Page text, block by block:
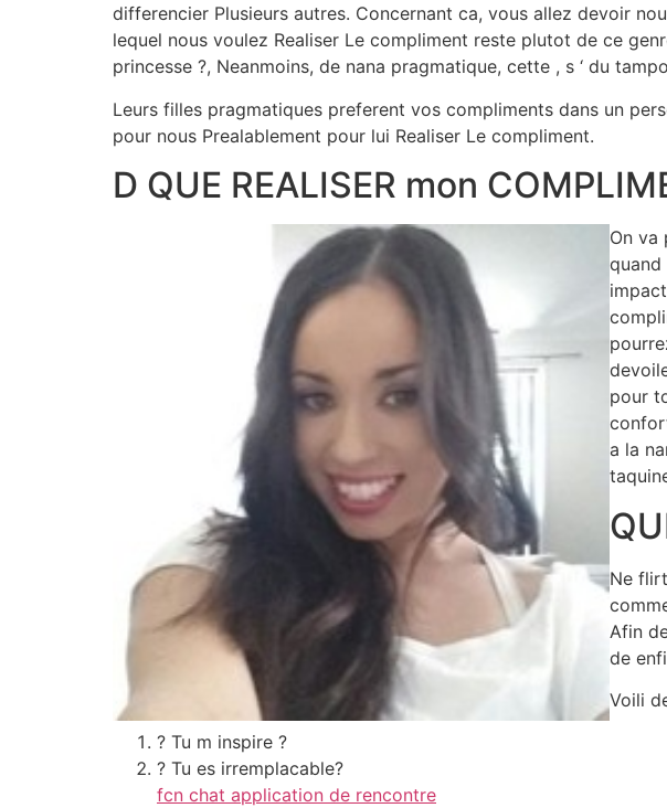
differencier Plusieurs autres. Concernant ca, vous allez devoir
lequel nous voulez Realiser Le compliment reste plutot de ce
princesse ?, Neanmoins, de nana pragmatique, cette , s ‘ du
Leurs filles pragmatiques preferent vos compliments dans un
pour nous Prealablement pour lui Realiser Le compliment.
D QUE REALISER mon
On va
quand
pour
a la
Ne
Afin
de
Voili
? Tu m inspire ?
? Tu es irremplacable?
fcn chat application de rencontre